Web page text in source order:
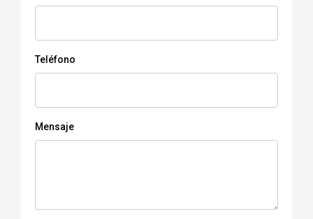
Teléfono
Mensaje